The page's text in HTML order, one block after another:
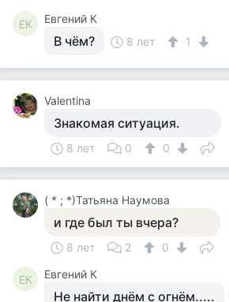
ЕК Евгений К
В чём? 8 лет 1
Valentina
Знакомая ситуация.
8 лет 0 0
( * ; *)Татьяна Наумова
и где был ты вчера?
8 лет 2 0
ЕК Евгений К
Не найти днём с огнём.....